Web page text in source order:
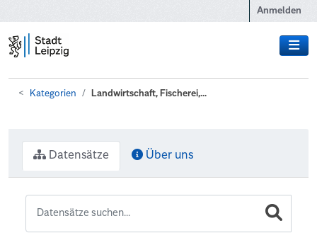
Anmelden
Kategorien Landwirtschaft, Fischerei,...
Datensätze Über uns